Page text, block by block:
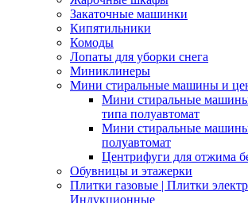
Закаточные машинки
Кипятильники
Комоды
Лопаты для уборки снега
Миниклинеры
Мини стиральные машины и
Мини стиральные машины
типа полуавтомат
Мини стиральные
полуавтомат
Центрифуги для отжима
Обувницы и этажерки
Плитки газовые | Плитки
Индукционные